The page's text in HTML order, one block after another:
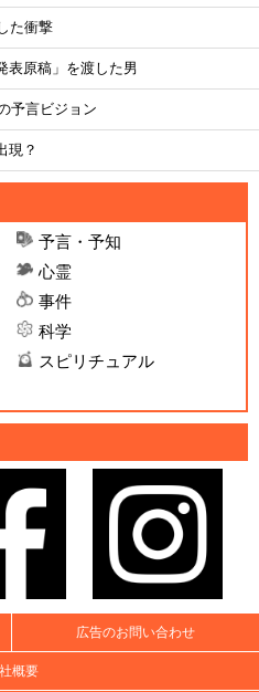
た衝撃
表原稿」を渡した男
予言ビジョン
現？
予言・予知
心霊
事件
科学
スピリチュアル
広告のお問い合わせ
概要